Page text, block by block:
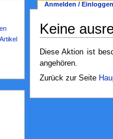
Keine
Diese Aktion ist
angehören.
Zurück zur Seite
Anmelden / Einloggen